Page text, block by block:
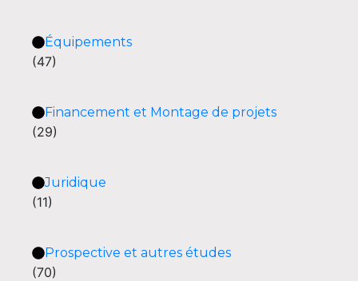
Équipements
(47)
Financement et Montage de projets
(29)
Juridique
(11)
Prospective et autres études
(70)